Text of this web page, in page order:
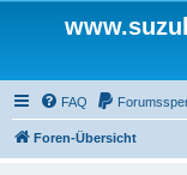
FAQ
Foren-Übersicht